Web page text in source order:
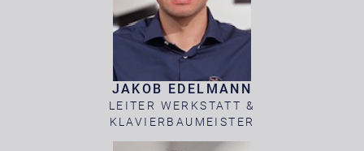
JAKOB EDELMANN
LEITER WERKSTATT &
KLAVIERBAUMEISTER